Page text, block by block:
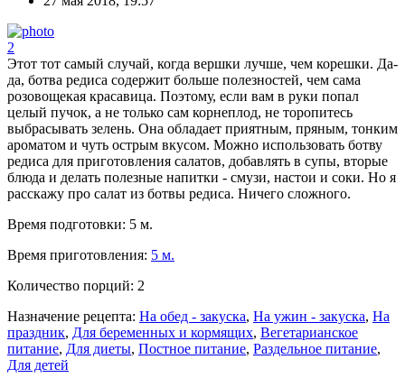
2
Этот тот самый случай, когда вершки лучше, чем корешки. Да-
да, ботва редиса содержит больше полезностей, чем сама
розовощекая красавица. Поэтому, если вам в руки попал
целый пучок, а не только сам корнеплод, не торопитесь
выбрасывать зелень. Она обладает приятным, пряным, тонким
ароматом и чуть острым вкусом. Можно использовать ботву
редиса для приготовления салатов, добавлять в супы, вторые
блюда и делать полезные напитки - смузи, настои и соки. Но я
расскажу про салат из ботвы редиса. Ничего сложного.
Время подготовки: 5 м.
Время приготовления: 5 м.
Количество порций: 2
Назначение рецепта: На обед - закуска, На ужин - закуска, На
праздник, Для беременных и кормящих, Вегетарианское
питание, Для диеты, Постное питание, Раздельное питание,
Для детей